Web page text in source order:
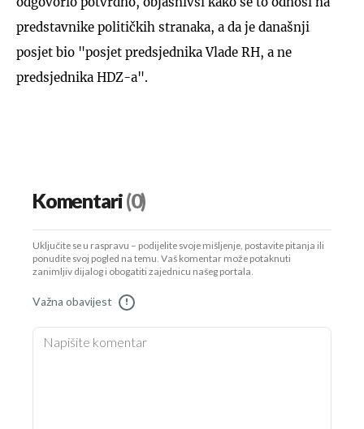
predstavnike političkih stranaka, a da je današnji
posjet bio "posjet predsjednika Vlade RH, a ne
predsjednika HDZ-a".
Komentari(0)
Uključite se u raspravu – podijelite svoje mišljenje, postavite pitanja ili
ponudite svoj pogled na temu. Vaš komentar može potaknuti
zanimljiv dijalog i obogatiti zajednicu našeg portala.
Važna obavijest !